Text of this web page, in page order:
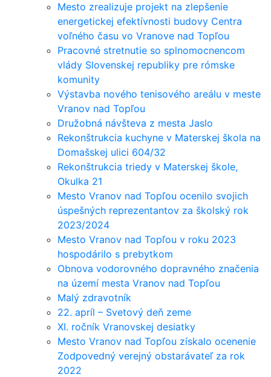
Mesto zrealizuje projekt na zlepšenie
energetickej efektívnosti budovy Centra
voľného času vo Vranove nad Topľou
Pracovné stretnutie so splnomocnencom
vlády Slovenskej republiky pre rómske
komunity
Výstavba nového tenisového areálu v meste
Vranov nad Topľou
Družobná návšteva z mesta Jaslo
Rekonštrukcia kuchyne v Materskej škola na
Domašskej ulici 604/32
Rekonštrukcia triedy v Materskej škole,
Okulka 21
Mesto Vranov nad Topľou ocenilo svojich
úspešných reprezentantov za školský rok
2023/2024
Mesto Vranov nad Topľou v roku 2023
hospodárilo s prebytkom
Obnova vodorovného dopravného značenia
na území mesta Vranov nad Topľou
Malý zdravotník
22. apríl – Svetový deň zeme
XI. ročník Vranovskej desiatky
Mesto Vranov nad Topľou získalo ocenenie
Zodpovedný verejný obstarávateľ za rok
2022